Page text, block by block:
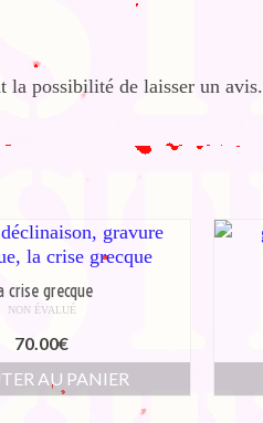
la possibilité de laisser un avis.
crise grecque
NON ÉVALUÉ
70.00€
AU PANIER